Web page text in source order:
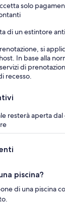
solo
di un estintore
si
In base alla
di
recesso.
resterà aperta
piscina?
di una piscina